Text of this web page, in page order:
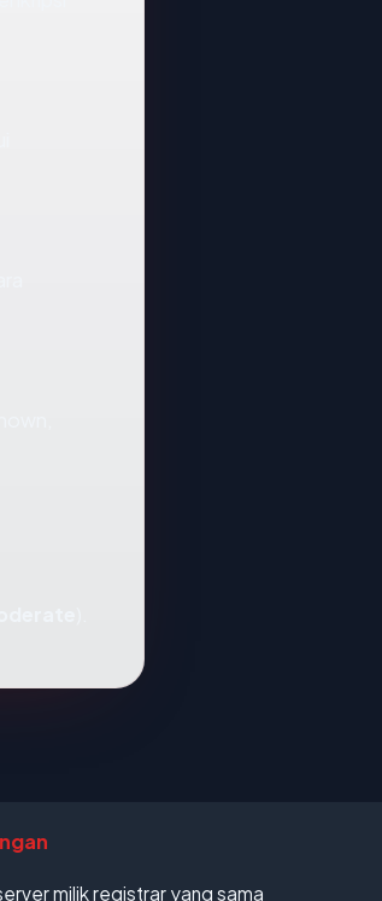
milik registrar yang sama